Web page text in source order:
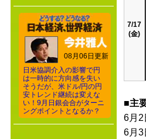
7/17
(金)
■主
6月
6月
08月06日更新
日米協調介入の影響で円
は一時的に方向感を失い
そうだが、米ドル/円の円
安トレンド継続は変えな
い！9月日銀会合がターニ
ングポイントとなるか？